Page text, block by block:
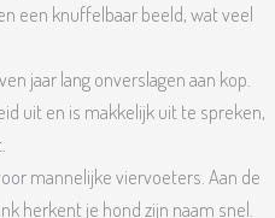
een knuffelbaar beeld, wat veel
jaar lang onverslagen aan kop.
uit en is makkelijk uit te spreken,
mannelijke viervoeters. Aan de
herkent je hond zijn naam snel.